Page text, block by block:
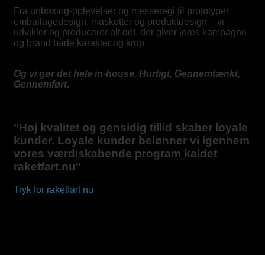
Fra unboxing-oplevelser og messeregi til prototyper,
emballagedesign, maskotter og produktdesign – vi
udvikler og producerer alt det, der giver jeres kampagne
og brand både karakter og krop.
Og vi gør det hele in-house. Hurtigt, Gennemtænkt,
Gennemført.
"Høj kvalitet og gensidig tillid skaber loyale
kunder. Loyale kunder belønner vi igennem
vores værdiskabende program kaldet
raketfart.nu"
Tryk for raketfart nu